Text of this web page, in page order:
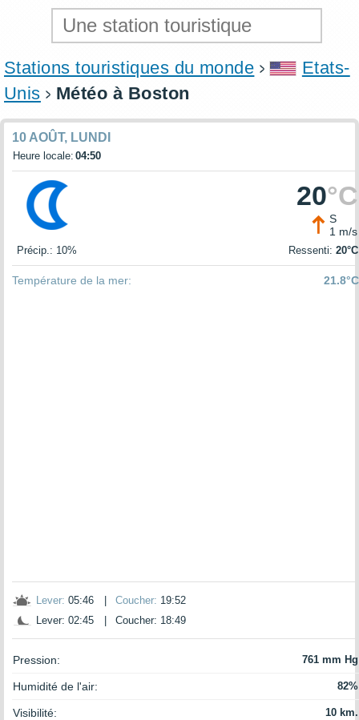
Stations touristiques du monde
Etats-
Unis
Météo à Boston
10 AOÛT, LUNDI
Heure locale: 04:50
20°C
S
1 m/s
Précip.: 10% Ressenti: 20°C
Température de la mer: 21.8°C
Lever: 05:46 Coucher: 19:52
Lever: 02:45
Coucher: 18:49
Pression: 761 mm Hg
Humidité de l'air: 82%
Visibilité: 10 km.